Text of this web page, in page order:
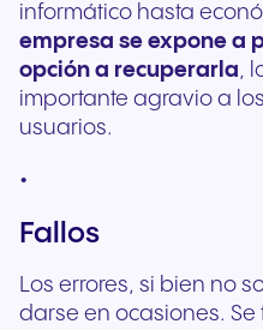
informático hasta
empresa se expone a
opción a recuperarla,
importante agravio a
usuarios.
Fallos
Los errores, si bien no
darse en ocasiones.